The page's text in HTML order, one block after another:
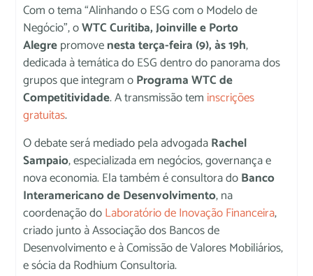
Com o tema “Alinhando o ESG com o Modelo de
Negócio”, oWTC Curitiba, Joinville e Porto
Alegrepromovenesta terça-feira (9), às 19h,
dedicada à temática do ESG dentro do panorama dos
grupos que integram oPrograma WTC de
Competitividade. A transmissão tem inscrições
gratuitas.
O debate será mediado pela advogadaRachel
Sampaio, especializada em negócios, governança e
nova economia. Ela também é consultora doBanco
Interamericano de Desenvolvimento, na
coordenação doLaboratório de Inovação Financeira,
criado junto à Associação dos Bancos de
Desenvolvimento e à Comissão de Valores Mobiliários,
e sócia da Rodhium Consultoria.